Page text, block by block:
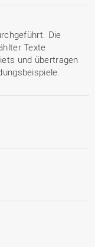
Die
Texte
und übertragen